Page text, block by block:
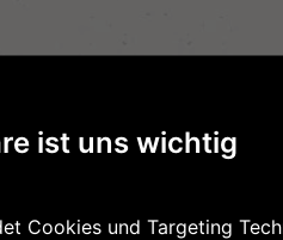
ist uns wichtig
Cookies und Targeting